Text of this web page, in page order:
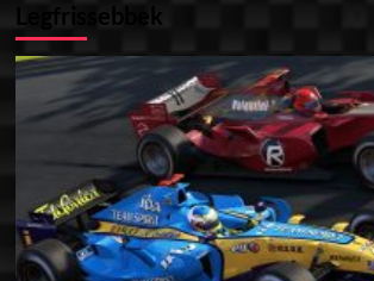
Legfrissebbek